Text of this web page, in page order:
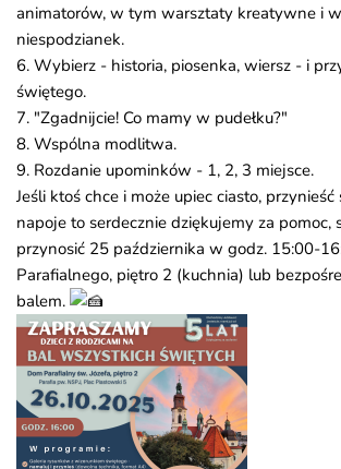
animatorów, w tym warsztaty kreatywne i
niespodzianek.
6. Wybierz - historia, piosenka, wiersz - i
świętego.
7. "Zgadnijcie! Co mamy w pudełku?"
8. Wspólna modlitwa.
9. Rozdanie upominków - 1, 2, 3 miejsce.
Jeśli ktoś chce i może upiec ciasto, przynieść
napoje to serdecznie dziękujemy za pomoc,
przynosić 25 października w godz. 15:00-
Parafialnego, piętro 2 (kuchnia) lub
balem.